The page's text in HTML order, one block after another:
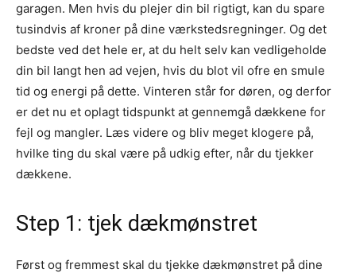
garagen. Men hvis du plejer din bil rigtigt, kan du spare
tusindvis af kroner på dine værkstedsregninger. Og det
bedste ved det hele er, at du helt selv kan vedligeholde
din bil langt hen ad vejen, hvis du blot vil ofre en smule
tid og energi på dette. Vinteren står for døren, og derfor
er det nu et oplagt tidspunkt at gennemgå dækkene for
fejl og mangler. Læs videre og bliv meget klogere på,
hvilke ting du skal være på udkig efter, når du tjekker
dækkene.
Step 1: tjek dækmønstret
Først og fremmest skal du tjekke dækmønstret på dine